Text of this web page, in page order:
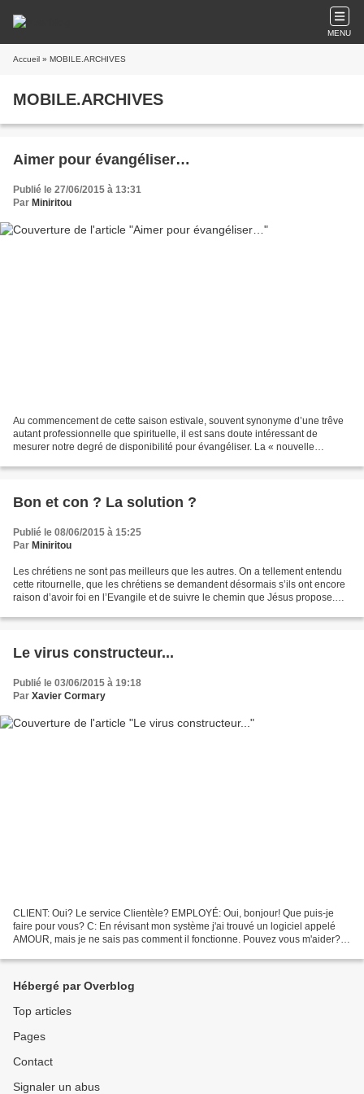
MENU
Accueil » MOBILE.ARCHIVES
MOBILE.ARCHIVES
Aimer pour évangéliser…
Publié le 27/06/2015 à 13:31
Par Miniritou
Au commencement de cette saison estivale, souvent synonyme d’une trêve
autant professionnelle que spirituelle, il est sans doute intéressant de
mesurer notre degré de disponibilité pour évangéliser. La « nouvelle
Bon et con ? La solution ?
Publié le 08/06/2015 à 15:25
Par Miniritou
Les chrétiens ne sont pas meilleurs que les autres. On a tellement entendu
cette ritournelle, que les chrétiens se demandent désormais s’ils ont encore
raison d’avoir foi en l’Evangile et de suivre le chemin que Jésus propose.
Le virus constructeur...
Publié le 03/06/2015 à 19:18
Par Xavier Cormary
CLIENT: Oui? Le service Clientèle? EMPLOYÉ: Oui, bonjour! Que puis-je
faire pour vous? C: En révisant mon système j'ai trouvé un logiciel appelé
AMOUR, mais je ne sais pas comment il fonctionne. Pouvez vous m'aider?
Hébergé par Overblog
Top articles
Pages
Contact
Signaler un abus